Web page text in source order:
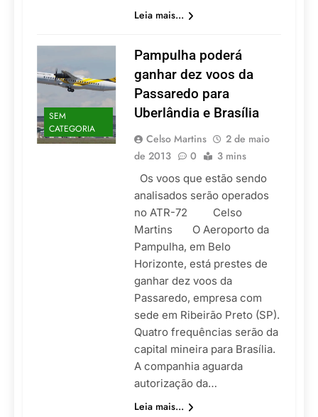
Leia mais...
SEM
CATEGORIA
Pampulha poderá
ganhar dez voos da
Passaredo para
Uberlândia e Brasília
Celso Martins
2 de maio
de 2013
0 3 mins
Os voos que estão sendo
analisados serão operados
no ATR-72 Celso
Martins O Aeroporto da
Pampulha, em Belo
Horizonte, está prestes de
ganhar dez voos da
Passaredo, empresa com
sede em Ribeirão Preto (SP).
Quatro frequências serão da
capital mineira para Brasília.
A companhia aguarda
autorização da…
Leia mais...